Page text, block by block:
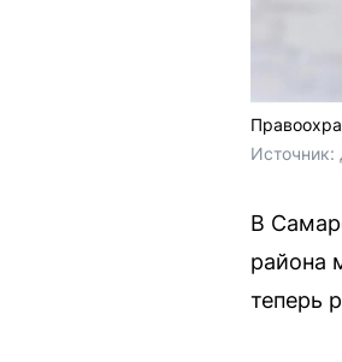
Источник:
В
района
теперь